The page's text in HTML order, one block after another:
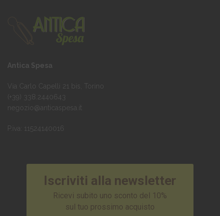
essere
scelte
Antica Spesa
Via Carlo Capelli 21 bis, Torino
(+39) 338.2440643
negozio@anticaspesa.it
P.iva: 11524140016
Iscriviti alla newsletter
Ricevi subito uno sconto del 10%
sul tuo prossimo acquisto